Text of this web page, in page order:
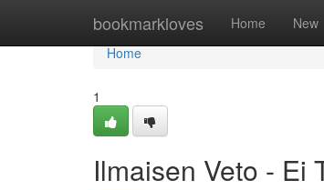
bookmarkloves Home New
Home
Home
1
Ilmaisen Veto - Ei